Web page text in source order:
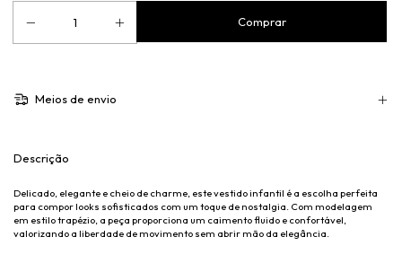
Meios de envio
Descrição
Delicado, elegante e cheio de charme, este vestido infantil é a escolha perfeita
para compor looks sofisticados com um toque de nostalgia. Com modelagem
em estilo trapézio, a peça proporciona um caimento fluido e confortável,
valorizando a liberdade de movimento sem abrir mão da elegância.